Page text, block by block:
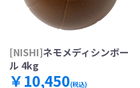
[NISHI]ネモメディシンボー
ル 4kg
￥10,450(税込)